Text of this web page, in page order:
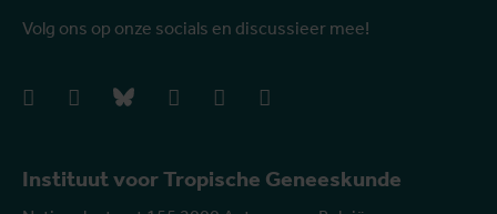
Instituut voor Tropische Geneeskunde
Volg ons op onze socials en discussieer mee!
instagrambluesky